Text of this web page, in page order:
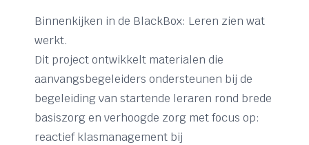
Binnenkijken in de BlackBox: Leren zien wat
werkt.
Dit project ontwikkelt materialen die
aanvangsbegeleiders ondersteunen bij de
begeleiding van startende leraren rond brede
basiszorg en verhoogde zorg met focus op:
reactief klasmanagement bij